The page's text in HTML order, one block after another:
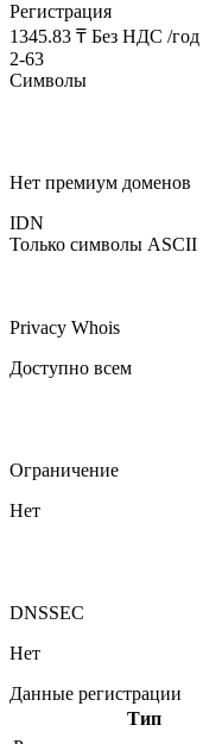
Регистрация
1345.83 ₸ Без НДС /год
2-63
Символы
Нет премиум доменов
IDN
Только символы ASCII
Privacy Whois
Доступно всем
Ограничение
Нет
DNSSEC
Нет
Данные регистрации
Тип